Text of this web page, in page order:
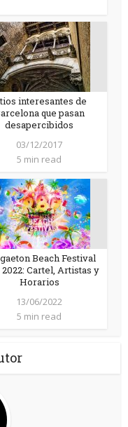
interesantes de
que pasan
desapercibidos
03/12/2017
5 min read
Beach Festival
2022: Cartel, Artistas y
Horarios
13/06/2022
5 min read